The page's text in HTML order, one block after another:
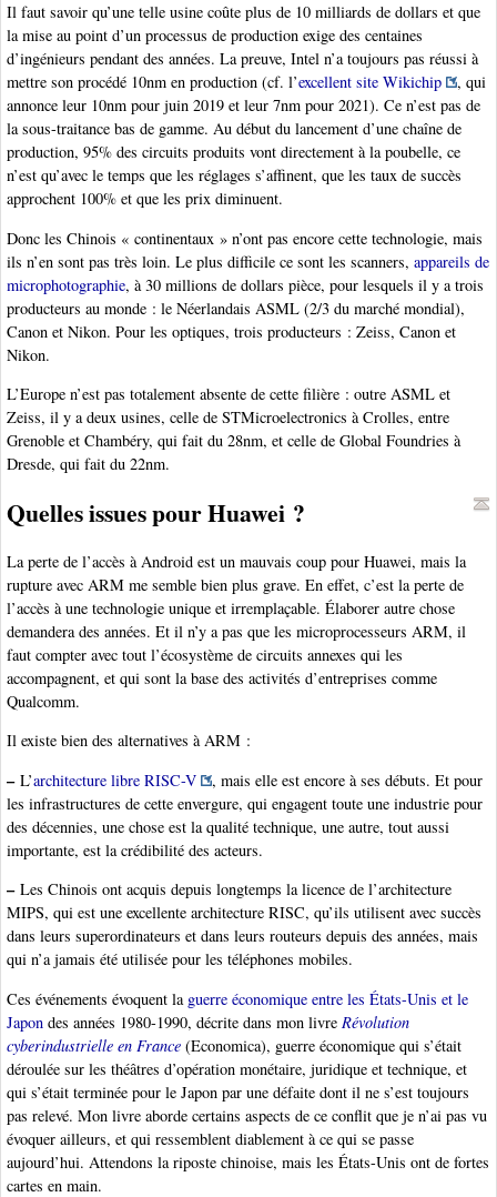
Il faut savoir qu’une telle usine coûte plus de 10 milliards de dollars et que
la mise au point d’un processus de production exige des centaines
d’ingénieurs pendant des années. La preuve, Intel n’a toujours pas réussi à
mettre son procédé 10nm en production (cf. l’excellent site Wikichip
, qui
annonce leur 10nm pour juin 2019 et leur 7nm pour 2021). Ce n’est pas de
la sous-traitance bas de gamme. Au début du lancement d’une chaîne de
production, 95% des circuits produits vont directement à la poubelle, ce
n’est qu’avec le temps que les réglages s’affinent, que les taux de succès
approchent 100% et que les prix diminuent.
Donc les Chinois « continentaux » n’ont pas encore cette technologie, mais
ils n’en sont pas très loin. Le plus difficile ce sont les scanners, appareils de
microphotographie, à 30 millions de dollars pièce, pour lesquels il y a trois
producteurs au monde : le Néerlandais ASML (2/3 du marché mondial),
Canon et Nikon. Pour les optiques, trois producteurs : Zeiss, Canon et
Nikon.
L’Europe n’est pas totalement absente de cette filière : outre ASML et
Zeiss, il y a deux usines, celle de STMicroelectronics à Crolles, entre
Grenoble et Chambéry, qui fait du 28nm, et celle de Global Foundries à
Dresde, qui fait du 22nm.
Quelles issues pour Huawei ?
La perte de l’accès à Android est un mauvais coup pour Huawei, mais la
rupture avec ARM me semble bien plus grave. En effet, c’est la perte de
l’accès à une technologie unique et irremplaçable. Élaborer autre chose
demandera des années. Et il n’y a pas que les microprocesseurs ARM, il
faut compter avec tout l’écosystème de circuits annexes qui les
accompagnent, et qui sont la base des activités d’entreprises comme
Qualcomm.
Il existe bien des alternatives à ARM :
–L’architecture libre RISC-V
, mais elle est encore à ses débuts. Et pour
les infrastructures de cette envergure, qui engagent toute une industrie pour
des décennies, une chose est la qualité technique, une autre, tout aussi
importante, est la crédibilité des acteurs.
–Les Chinois ont acquis depuis longtemps la licence de l’architecture
MIPS, qui est une excellente architecture RISC, qu’ils utilisent avec succès
dans leurs superordinateurs et dans leurs routeurs depuis des années, mais
qui n’a jamais été utilisée pour les téléphones mobiles.
Ces événements évoquent la guerre économique entre les États-Unis et le
Japon des années 1980-1990, décrite dans mon livre Révolution
cyberindustrielle en France (Economica), guerre économique qui s’était
déroulée sur les théâtres d’opération monétaire, juridique et technique, et
qui s’était terminée pour le Japon par une défaite dont il ne s’est toujours
pas relevé. Mon livre aborde certains aspects de ce conflit que je n’ai pas vu
évoquer ailleurs, et qui ressemblent diablement à ce qui se passe
aujourd’hui. Attendons la riposte chinoise, mais les États-Unis ont de fortes
cartes en main.